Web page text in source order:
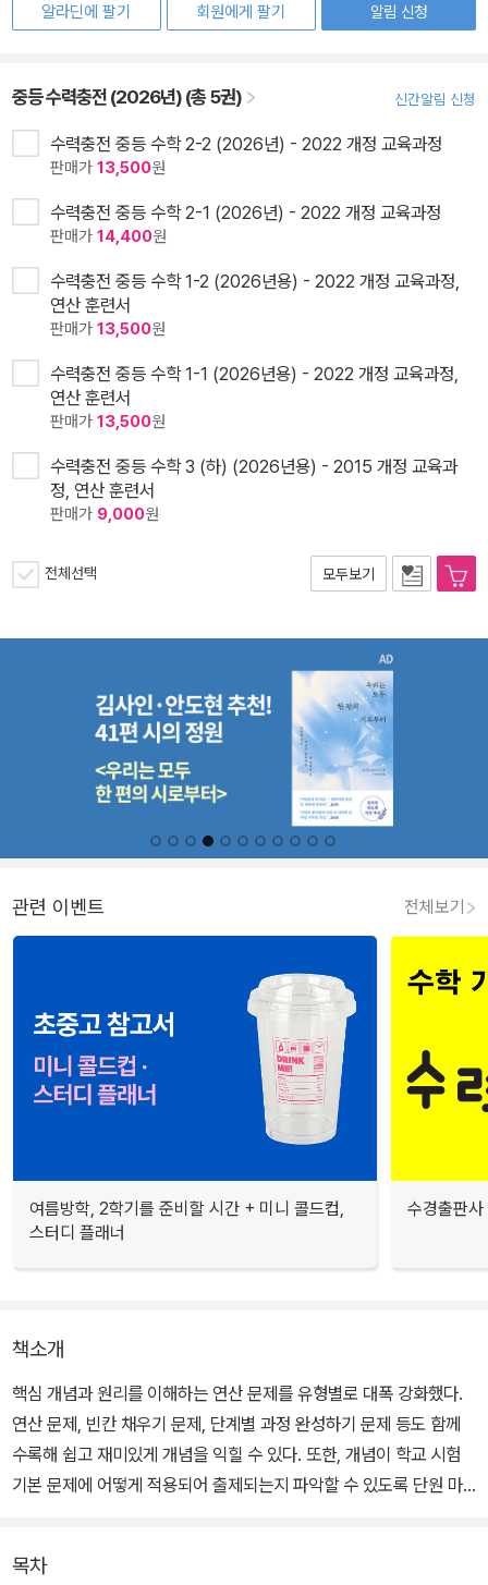
알라딘에 팔기
회원에게 팔기
알림 신청
중등 수력충전 (2026년) (총 5권) 신간알림 신청
수력충전 중등 수학 2-2 (2026년) - 2022 개정 교육과정
판매가 13,500원
수력충전 중등 수학 2-1 (2026년) - 2022 개정 교육과정
판매가 14,400원
수력충전 중등 수학 1-2 (2026년용) - 2022 개정 교육과정,
연산 훈련서
판매가 13,500원
수력충전 중등 수학 1-1 (2026년용) - 2022 개정 교육과정,
연산 훈련서
판매가 13,500원
수력충전 중등 수학 3 (하) (2026년용) - 2015 개정 교육과
정, 연산 훈련서
판매가 9,000원
전체선택 모두보기
관련 이벤트 전체보기
여름방학, 2학기를 준비할 시간 + 미니 콜드컵,
스터디 플래너
수경출판
책소개
핵심 개념과 원리를 이해하는 연산 문제를 유형별로 대폭 강화했다.
연산 문제, 빈칸 채우기 문제, 단계별 과정 완성하기 문제 등도 함께
수록해 쉽고 재미있게 개념을 익힐 수 있다. 또한, 개념이 학교 시험
기본 문제에 어떻게 적용되어 출제되는지 파악할 수 있도록 단원 마
목차